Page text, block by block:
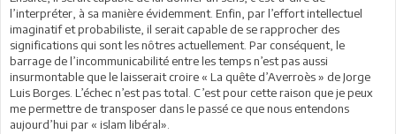
l’interpréter, à sa manière évidemment. Enfin, par l’effort intellectuel
imaginatif et probabiliste, il serait capable de se rapprocher des
significations qui sont les nôtres actuellement. Par conséquent, le
barrage de l’incommunicabilité entre les temps n’est pas aussi
insurmontable que le laisserait croire « La quête d’Averroès » de Jorge
Luis Borges. L’échec n’est pas total. C’est pour cette raison que je peux
me permettre de transposer dans le passé ce que nous entendons
aujourd’hui par « islam libéral».